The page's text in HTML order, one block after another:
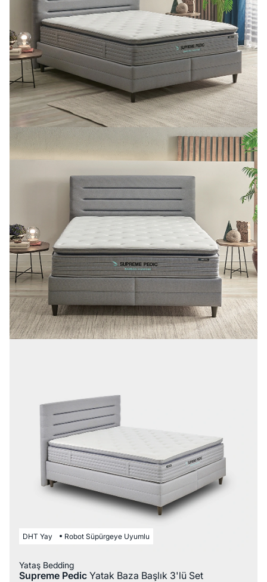
DHT Yay Robot Süpürgeye Uyumlu
Yataş Bedding
Supreme Pedic Yatak Baza Başlık 3'lü Set